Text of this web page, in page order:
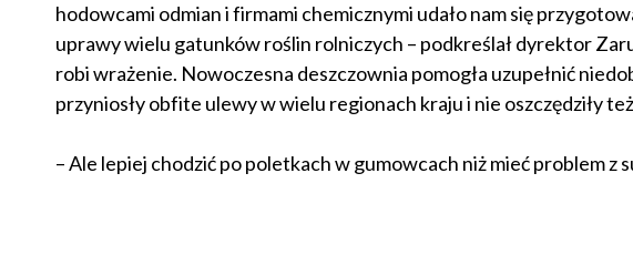
hodowcami odmian i firmami chemicznymi udało nam się
uprawy wielu gatunków roślin rolniczych – podkreślał dyrektor
robi wrażenie. Nowoczesna deszczownia pomogła uzupełnić
przyniosły obfite ulewy w wielu regionach kraju i nie oszczędziły
– Ale lepiej chodzić po poletkach w gumowcach niż mieć problem z